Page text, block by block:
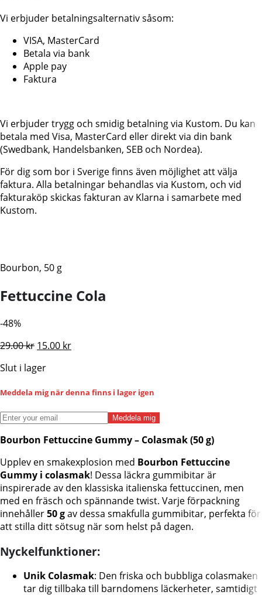
Vi erbjuder betalningsalternativ såsom:
VISA, MasterCard
Betala via bank
Apple pay
Faktura
Vi erbjuder trygg och smidig betalning via Kustom. Du kan
betala med Visa, MasterCard eller direkt via din bank
(Swedbank, Handelsbanken, SEB och Nordea).
För dig som bor i Sverige finns även möjlighet att välja
faktura. Alla betalningar behandlas via Kustom, och vid
fakturaköp skickas fakturan av Klarna i samarbete med
Kustom.
Bourbon, 50 g
Fettuccine Cola
-48%
29.00kr Det
priset
29.00 kr.
15.00 krDet
15.00 kr.
Slut i lager
Meddela mig när denna finns i lager igen
Meddela mig
Bourbon Fettuccine Gummy – Colasmak (50 g)
Upplev en smakexplosion med Bourbon Fettuccine
Gummy i colasmak! Dessa läckra gummibitar är
inspirerade av den klassiska italienska fettuccinen, men
med en fräsch och spännande twist. Varje förpackning
innehåller50 gav dessa smakfulla gummibitar, perfekta för
att stilla ditt sötsug när som helst på dagen.
Nyckelfunktioner:
Unik Colasmak: Den friska och bubbliga colasmaken
tar dig tillbaka till barndomens läckerheter, samtidigt